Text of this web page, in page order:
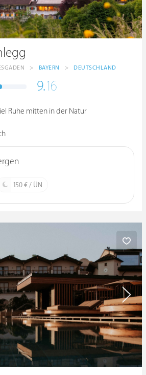
> BAYERN > DEUTSCHLAND
9.16
Ruhe mitten in der Natur
150 € / ÜN